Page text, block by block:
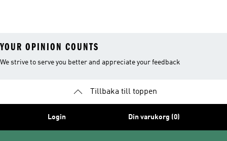
YOUR OPINION COUNTS
We strive to serve you better and appreciate your feedback
Tillbaka till toppen
Login Din varukorg (0)